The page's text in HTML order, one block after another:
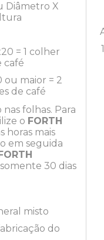
Diâmetro X
= 1 colher
café
ou maior = 2
de café
folhas. Para
o FORTH
horas mais
em seguida
FORTH
30 dias
misto
do